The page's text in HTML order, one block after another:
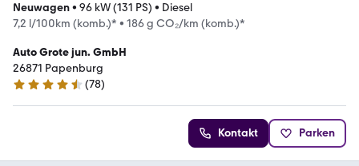
Neuwagen• 96 kW (131 PS) • Diesel
7,2 l/100km (komb.)* • 186 g CO₂/km (komb.)*
Auto Grote jun. GmbH
26871 Papenburg
4.5 Sterne
(78)
Kontakt Parken